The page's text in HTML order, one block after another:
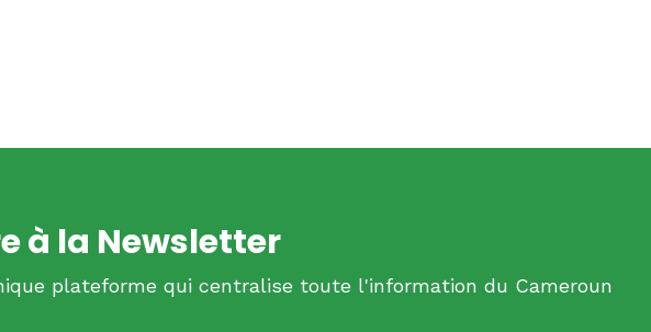
à la Newsletter
plateforme qui centralise toute l'information du Cameroun